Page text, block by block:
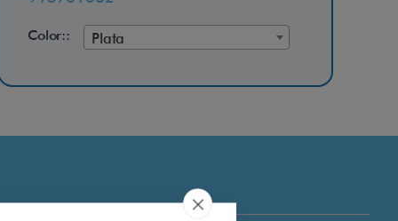
Color:: Plata